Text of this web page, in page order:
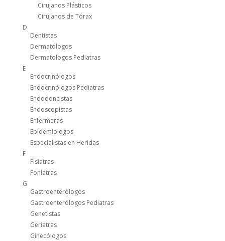
Cirujanos Plásticos
Cirujanos de Tórax
D
Dentistas
Dermatólogos
Dermatologos Pediatras
E
Endocrinólogos
Endocrinólogos Pediatras
Endodoncistas
Endoscopistas
Enfermeras
Epidemiologos
Especialistas en Heridas
F
Fisiatras
Foniatras
G
Gastroenterólogos
Gastroenterólogos Pediatras
Genetistas
Geriatras
Ginecólogos